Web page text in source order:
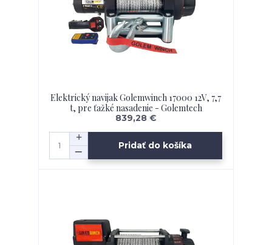
Elektrický navijak Golemwinch 17000 12V, 7,7
t, pre ťažké nasadenie - Golemtech
839,28 €
Pridať do košíka